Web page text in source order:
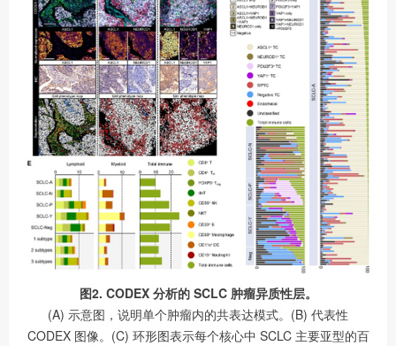
图2. CODEX 分析的 SCLC 肿瘤异质性层。
(A) 示意图，说明单个肿瘤内的共表达模式。(B) 代表性
CODEX 图像。(C) 环形图表示每个核心中 SCLC 主要亚型的百